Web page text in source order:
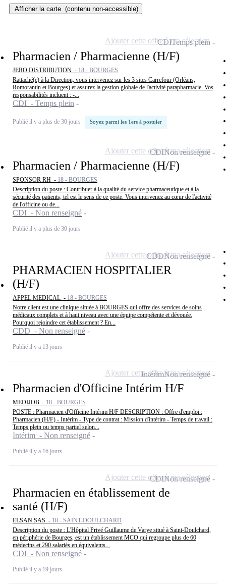
Afficher la carte (contenu non-accessible)
Pharmacien / Pharmacienne (H/F)
JERO DISTRIBUTION - 18 - BOURGES
Rattaché(e) à la Direction, vous intervenez sur les 3 sites Carrefour (Orléans,
Romorantin et Bourges) et assurez la gestion globale de l'activité parapharmacie. Vos
responsabilités incluent : -...
CDI - Temps plein
Publié il y a plus de 30 jours Soyez parmi les 1ers à postuler
CDITemps plein
Ajouter cette offre à ma sélection
Pharmacien / Pharmacienne (H/F)
SPONSOR RH - 18 - BOURGES
Description du poste : Contribuer à la qualité du service pharmaceutique et à la
sécurité des patients, tel est le sens de ce poste. Vous intervenez au cœur de l'activité
de l'officine ou de...
CDI - Non renseigné
Publié il y a plus de 30 jours
CDINon renseigné
Ajouter cette offre à ma sélection
PHARMACIEN HOSPITALIER
(H/F)
APPEL MEDICAL - 18 - BOURGES
Notre client est une clinique située à BOURGES qui offre des services de soins
médicaux complets et à haut niveau avec une équipe compétente et dévouée.
Pourquoi rejoindre cet établissement ? En...
CDD - Non renseigné
Publié il y a 13 jours
CDDNon renseigné
Ajouter cette offre à ma sélection
Pharmacien d'Officine Intérim H/F
MEDIJOB - 18 - BOURGES
POSTE : Pharmacien d'Officine Intérim H/F DESCRIPTION : Offre d'emploi :
Pharmacien (H/F) - Intérim - Type de contrat : Mission d'intérim - Temps de travail :
Temps plein ou temps partiel selon...
Intérim - Non renseigné
Publié il y a 16 jours
IntérimNon renseigné
Ajouter cette offre à ma sélection
Pharmacien en établissement de
santé (H/F)
ELSAN SAS - 18 - SAINT-DOULCHARD
Description du poste : L'Hôpital Privé Guillaume de Varye situé à Saint-Doulchard,
en périphérie de Bourges, est un établissement MCO qui regroupe plus de 60
médecins et 290 salariés en équivalents...
CDI - Non renseigné
Publié il y a 19 jours
CDINon renseigné
Ajouter cette offre à ma sélection